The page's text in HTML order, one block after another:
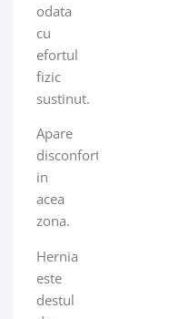
odata
cu
efortul
fizic
sustinut.
Apare
disconfortul
in
acea
zona.
Hernia
este
destul